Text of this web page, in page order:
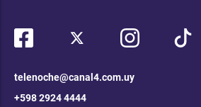
telenoche@canal4.com.uy
+598 2924 4444